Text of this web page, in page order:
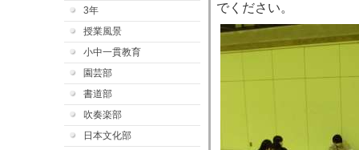
3年
授業風景
小中一貫教育
園芸部
書道部
吹奏楽部
日本文化部
でください。